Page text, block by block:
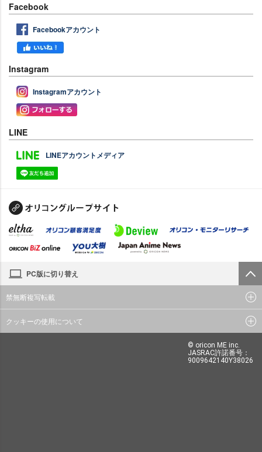
Facebook
Facebookアカウント
Instagram
Instagramアカウント
LINE
LINEアカウントメディア
PC版に切り替え
禁無断複写転載
クッキーの使用について
© oricon ME inc.
JASRAC許諾番号：
9009642140Y38026